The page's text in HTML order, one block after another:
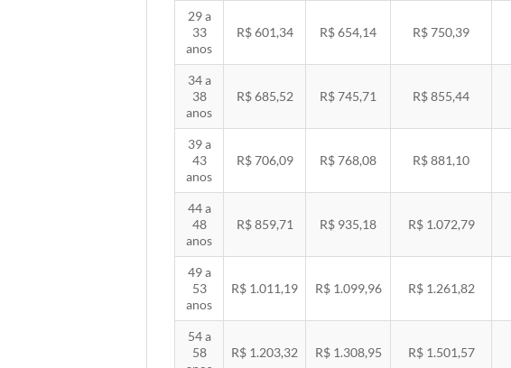
29 a
33
anos
R$ 601,34 R$ 654,14 R$ 750,39
34 a
38
anos
R$ 685,52 R$ 745,71 R$ 855,44
39 a
43
anos
R$ 706,09 R$ 768,08 R$ 881,10
44 a
48
anos
R$ 859,71 R$ 935,18 R$ 1.072,79
49 a
53
anos
R$ 1.011,19 R$ 1.099,96 R$ 1.261,82
54 a
58
R$ 1.203,32 R$ 1.308,95 R$ 1.501,57